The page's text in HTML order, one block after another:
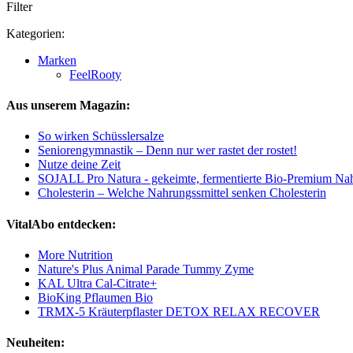
Filter
Kategorien:
Marken
FeelRooty
Aus unserem Magazin:
So wirken Schüsslersalze
Seniorengymnastik – Denn nur wer rastet der rostet!
Nutze deine Zeit
SOJALL Pro Natura - gekeimte, fermentierte Bio-Premium
Cholesterin – Welche Nahrungssmittel senken Cholesterin
VitalAbo entdecken:
More Nutrition
Nature's Plus Animal Parade Tummy Zyme
KAL Ultra Cal-Citrate+
BioKing Pflaumen Bio
TRMX-5 Kräuterpflaster DETOX RELAX RECOVER
Neuheiten: